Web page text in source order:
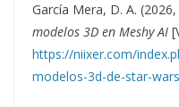
García Mera, D. A.
modelos 3D en Meshy AI
https://niixer.com/
modelos-3d-de-star-